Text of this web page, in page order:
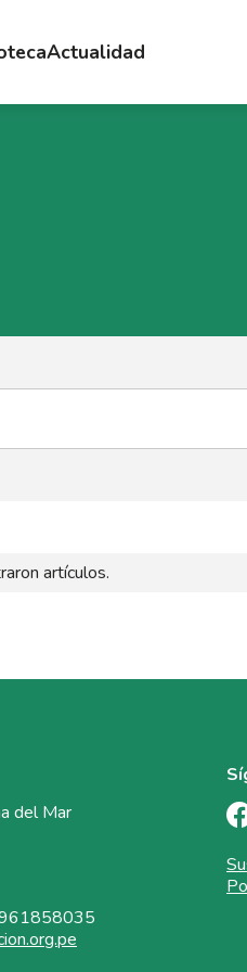
Actualidad
artículos.
del Mar